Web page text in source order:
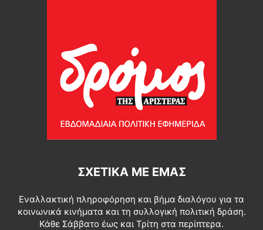
ΣΧΕΤΙΚΆ ΜΕ ΕΜΆΣ
Εναλλακτική πληροφόρηση και βήμα διαλόγου για τα
κοινωνικά κινήματα και τη συλλογική πολιτική δράση.
Κάθε Σάββατο έως και Τρίτη στα περίπτερα.